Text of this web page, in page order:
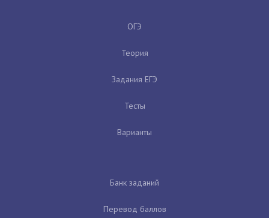
ОГЭ
Теория
Задания ЕГЭ
Тесты
Варианты
Банк заданий
Перевод баллов